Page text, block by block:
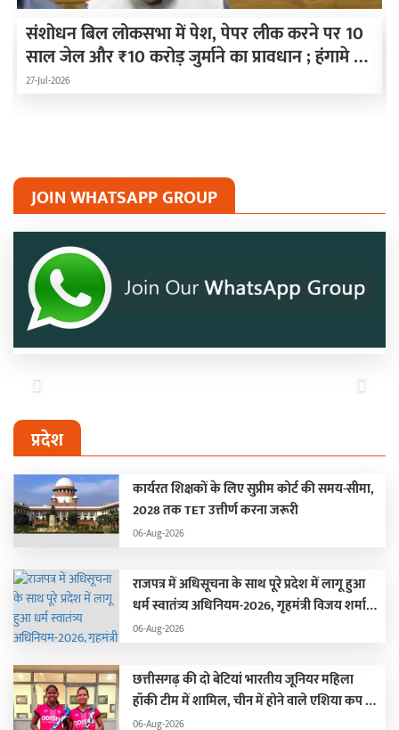
संशोधन बिल लोकसभा में पेश, पेपर लीक करने पर 10
साल जेल और ₹10 करोड़ जुर्माने का प्रावधान ; हंगामे के
कारण दोनों सदन स्थगित
27-Jul-2026
JOIN WHATSAPP GROUP
Previous
Next
प्रदेश
कार्यरत शिक्षकों के लिए सुप्रीम कोर्ट की समय-सीमा,
2028 तक TET उत्तीर्ण करना जरूरी
06-Aug-2026
राजपत्र में अधिसूचना के साथ पूरे प्रदेश में लागू हुआ
धर्म स्वातंत्र्य अधिनियम-2026, गृहमंत्री विजय शर्मा
बोले –
06-Aug-2026
छत्तीसगढ़ की दो बेटियां भारतीय जूनियर महिला
हॉकी टीम में शामिल, चीन में होने वाले एशिया कप में
दिखाएंगी प्रतिभा, डिप्टी CM साव ने मधु और गीता को
06-Aug-2026